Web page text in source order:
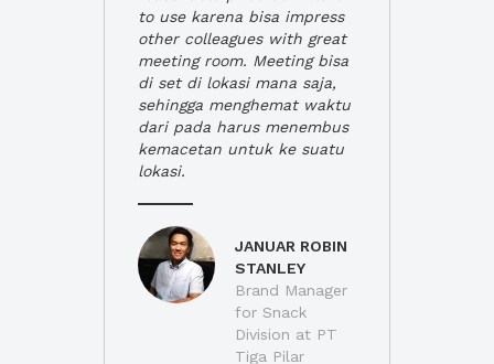
to use karena bisa impress
other colleagues with great
meeting room. Meeting bisa
di set di lokasi mana saja,
sehingga menghemat waktu
dari pada harus menembus
kemacetan untuk ke suatu
lokasi.
JANUAR ROBIN
STANLEY
Brand Manager
for Snack
Division at PT
Tiga Pilar